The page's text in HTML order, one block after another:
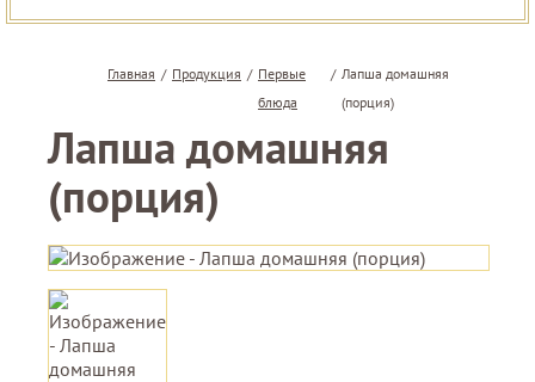
Главная / Продукция / Первые
блюда
/ Лапша домашняя
(порция)
Лапша домашняя
(порция)